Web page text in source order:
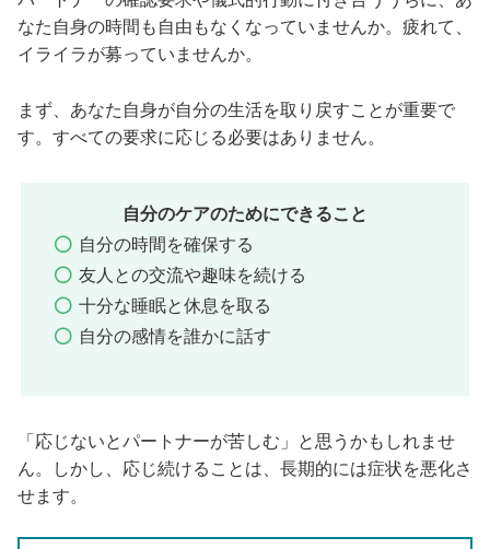
なた自身の時間も自由もなくなっていませんか。疲れて、
イライラが募っていませんか。
まず、あなた自身が自分の生活を取り戻すことが重要で
す。すべての要求に応じる必要はありません。
自分のケアのためにできること
自分の時間を確保する
友人との交流や趣味を続ける
十分な睡眠と休息を取る
自分の感情を誰かに話す
「応じないとパートナーが苦しむ」と思うかもしれませ
ん。しかし、応じ続けることは、長期的には症状を悪化さ
せます。